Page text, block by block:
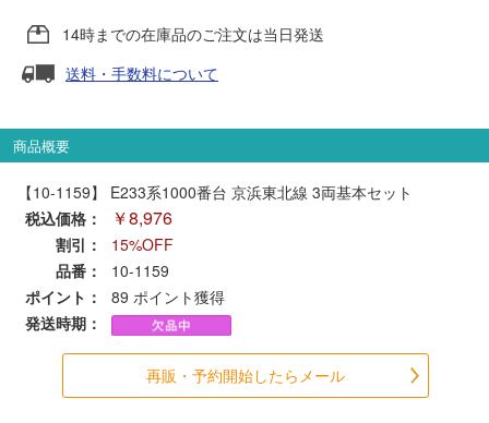
セール品・キャンペーン
セール商品
走行エリア別 鉄道模型車両リスト
北海道・東北
中部 関西
14時までの在庫品のご注文は当日発送
送料・手数料について
商品概要
【10-1159】 E233系1000番台 京浜東北線 3両基本セット
税込価格：
￥8,976
割引：
15%OFF
品番：
10-1159
ポイント：
89 ポイント獲得
発送時期：
再販・予約開始したらメール